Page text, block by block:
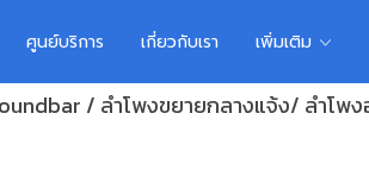
ศูนย์บริการ เกี่ยวกับเรา เพิ่มเติม
/ ลำโพงขยายกลางแจ้ง/ ลำโพง